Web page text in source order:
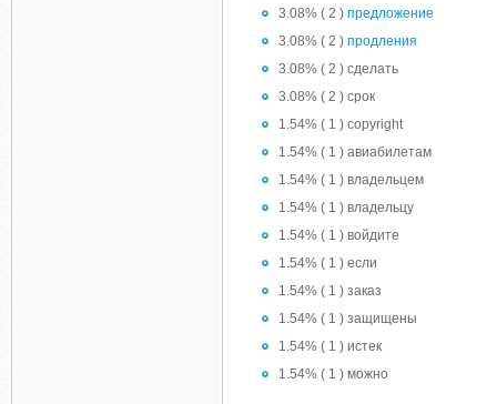
3.08% ( 2 ) предложение
3.08% ( 2 ) продления
3.08% ( 2 ) сделать
3.08% ( 2 ) срок
1.54% ( 1 ) copyright
1.54% ( 1 ) авиабилетам
1.54% ( 1 ) владельцем
1.54% ( 1 ) владельцу
1.54% ( 1 ) войдите
1.54% ( 1 ) если
1.54% ( 1 ) заказ
1.54% ( 1 ) защищены
1.54% ( 1 ) истек
1.54% ( 1 ) можно